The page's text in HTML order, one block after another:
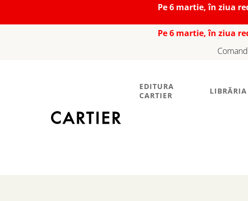
Pe 6 martie, în ziua
Pe 6 martie, în ziua
EDITURA
CARTIER
LIBRĂRIA